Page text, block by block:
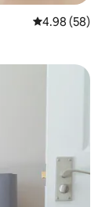
Calificación
4.98 (58)